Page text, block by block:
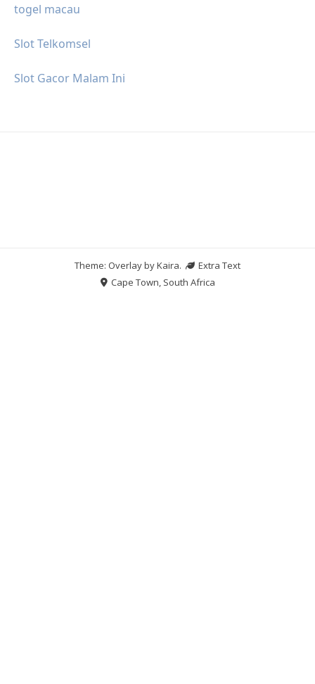
togel macau
Slot Telkomsel
Slot Gacor Malam Ini
Theme: Overlay byKaira.
Extra Text
Cape Town, South Africa